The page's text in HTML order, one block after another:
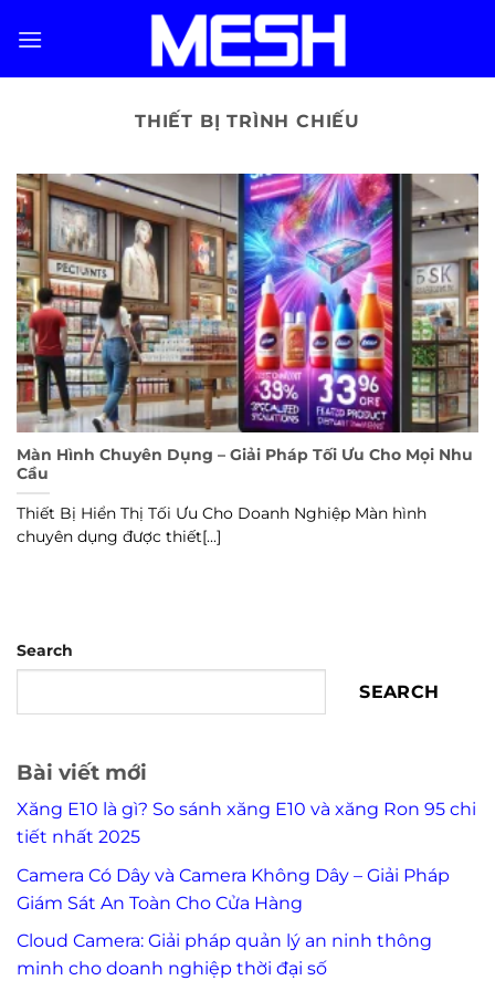
THIẾT BỊ TRÌNH CHIẾU
Màn Hình Chuyên Dụng – Giải Pháp Tối Ưu Cho Mọi Nhu
Cầu
Thiết Bị Hiển Thị Tối Ưu Cho Doanh Nghiệp Màn hình
chuyên dụng được thiết[...]
Search
SEARCH
Bài viết mới
Xăng E10 là gì? So sánh xăng E10 và xăng Ron 95 chi
tiết nhất 2025
Camera Có Dây và Camera Không Dây – Giải Pháp
Giám Sát An Toàn Cho Cửa Hàng
Cloud Camera: Giải pháp quản lý an ninh thông
minh cho doanh nghiệp thời đại số